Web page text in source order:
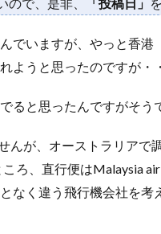
で、是非、 「投稿日」
でいますが、やっと香港
ようと思ったのですが・・
ると思ったんですがそう
んが、オーストラリアで
ろ、直行便はMalaysia
なく違う飛行機会社を考